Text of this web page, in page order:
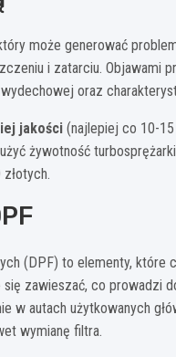
może generować
i zatarciu. Objawami
oraz
jakości (najlepiej co 10-
żywotność
(DPF) to elementy, które
zawieszać, co prowadzi
w autach użytkowanych
wymianę filtra.